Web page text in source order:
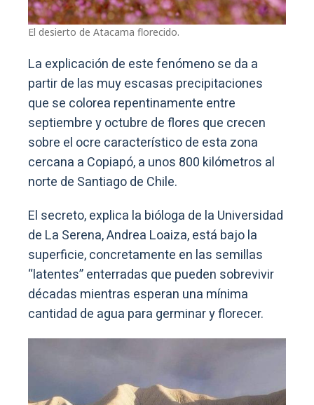
El desierto de Atacama florecido.
La explicación de este fenómeno se da a
partir de las muy escasas precipitaciones
que se colorea repentinamente entre
septiembre y octubre de flores que crecen
sobre el ocre característico de esta zona
cercana a Copiapó, a unos 800 kilómetros al
norte de Santiago de Chile.
El secreto, explica la bióloga de la Universidad
de La Serena, Andrea Loaiza, está bajo la
superficie, concretamente en las semillas
“latentes” enterradas que pueden sobrevivir
décadas mientras esperan una mínima
cantidad de agua para germinar y florecer.